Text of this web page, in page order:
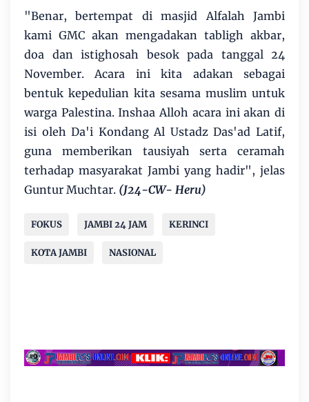
"Benar, bertempat di masjid Alfalah Jambi
kami GMC akan mengadakan tabligh akbar,
doa dan istighosah besok pada tanggal 24
November. Acara ini kita adakan sebagai
bentuk kepedulian kita sesama muslim untuk
warga Palestina. Inshaa Alloh acara ini akan di
isi oleh Da'i Kondang Al Ustadz Das'ad Latif,
guna memberikan tausiyah serta ceramah
terhadap masyarakat Jambi yang hadir", jelas
Guntur Muchtar. (J24-CW- Heru)
FOKUS JAMBI 24 JAM KERINCI
KOTA JAMBI NASIONAL